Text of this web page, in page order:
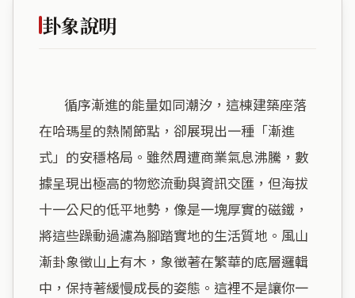
卦象說明
在哈瑪星的熱鬧節點，卻展現出一種「漸進
式」的安穩格局。雖然周遭商業氣息沸騰，數
據呈現出極高的物慾流動與資訊交匯，但海拔
十一公尺的低平地勢，像是一塊厚實的磁鐵，
將這些躁動過濾為腳踏實地的生活質地。風山
漸卦象徵山上有木，象徵著在繁華的底層邏輯
中，保持著緩慢成長的姿態。這裡不是讓你一